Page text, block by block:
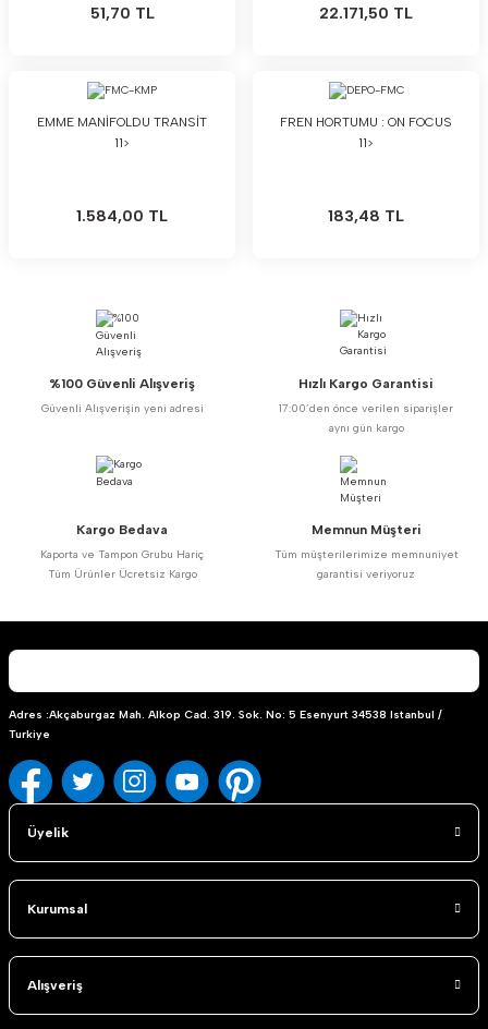
51,70 TL 22.171,50 TL
EMME MANİFOLDU TRANSİT
11>
1.584,00 TL
FREN HORTUMU : ON FOCUS
11>
183,48 TL
%100 Güvenli Alışveriş
Güvenli Alışverişin yeni adresi
Hızlı Kargo Garantisi
17:00’den önce verilen siparişler
aynı gün kargo
Kargo Bedava
Kaporta ve Tampon Grubu Hariç
Tüm Ürünler Ücretsiz Kargo
Memnun Müşteri
Tüm müşterilerimize memnuniyet
garantisi veriyoruz
Adres :Akçaburgaz Mah. Alkop Cad. 319. Sok. No: 5 Esenyurt 34538 Istanbul /
Turkiye
Üyelik
Kurumsal
Alışveriş